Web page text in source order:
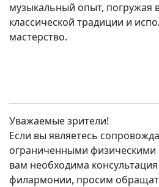
музыкальный опыт, погружая
классической традиции и
мастерство.
Уважаемые зрители!
Если вы являетесь
ограниченными
вам необходима
филармонии, просим